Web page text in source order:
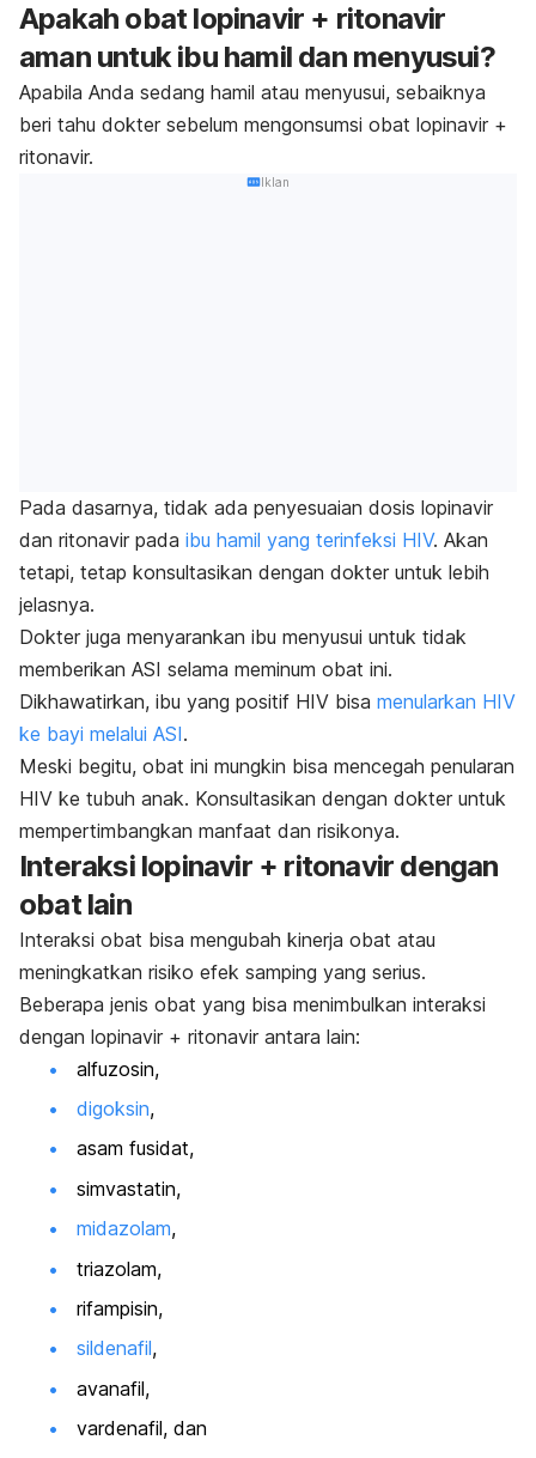
Apakah obat lopinavir + ritonavir
aman untuk ibu hamil dan menyusui?
Apabila Anda sedang hamil atau menyusui, sebaiknya
beri tahu dokter sebelum mengonsumsi obat lopinavir +
ritonavir.
Iklan
Pada dasarnya, tidak ada penyesuaian dosis lopinavir
dan ritonavir pada ibu hamil yang terinfeksi HIV. Akan
tetapi, tetap konsultasikan dengan dokter untuk lebih
jelasnya.
Dokter juga menyarankan ibu menyusui untuk tidak
memberikan ASI selama meminum obat ini.
Dikhawatirkan, ibu yang positif HIV bisa menularkan HIV
ke bayi melalui ASI.
Meski begitu, obat ini mungkin bisa mencegah penularan
HIV ke tubuh anak. Konsultasikan dengan dokter untuk
mempertimbangkan manfaat dan risikonya.
Interaksi lopinavir + ritonavir dengan
obat lain
Interaksi obat bisa mengubah kinerja obat atau
meningkatkan risiko efek samping yang serius.
Beberapa jenis obat yang bisa menimbulkan interaksi
dengan lopinavir + ritonavir antara lain:
alfuzosin,
digoksin,
asam fusidat,
simvastatin,
midazolam,
triazolam,
rifampisin,
sildenafil,
avanafil,
vardenafil, dan